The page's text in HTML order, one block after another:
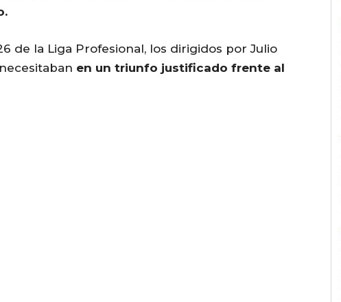
de la Liga Profesional, los dirigidos por Julio
en un triunfo justificado frente al